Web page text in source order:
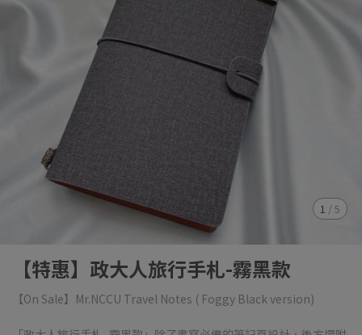
1 /5
【特惠】政大人旅行手札-霧黑款
【On Sale】Mr.NCCU Travel Notes ( Foggy Black version)